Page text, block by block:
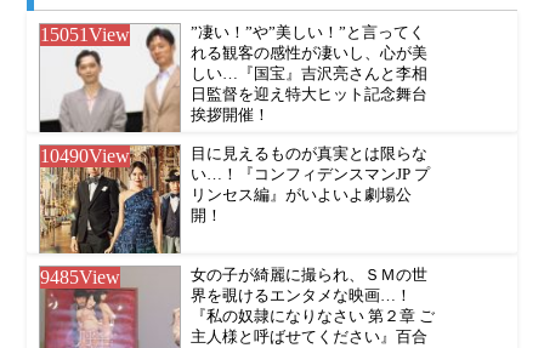
15051View
”凄い！”や”美しい！”と言ってく
れる観客の感性が凄いし、心が美
しい…『国宝』吉沢亮さんと李相
日監督を迎え特大ヒット記念舞台
挨拶開催！
10490View
目に見えるものが真実とは限らな
い…！『コンフィデンスマンJP プ
リンセス編』がいよいよ劇場公
開！
9485View
女の子が綺麗に撮られ、ＳＭの世
界を覗けるエンタメな映画…！
『私の奴隷になりなさい 第２章 ご
主人様と呼ばせてください』百合